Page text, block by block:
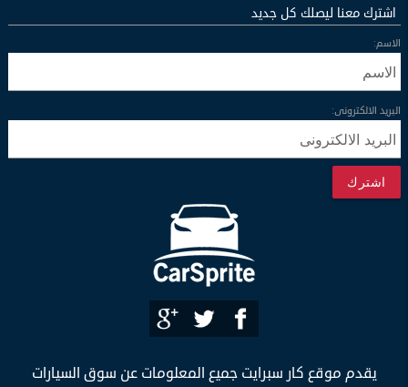
اشترك معنا ليصلك كل جديد
الاسم:
البريد الالكترونى:
اشترك
يقدم موقع كار سبرايت جميع المعلومات عن سوق السيارات